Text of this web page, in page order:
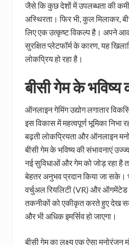
जैसे कि कुछ देशों में उपलब्धता की
अस्थिरता। फिर भी, कुल मिलाकर,
लिए एक उत्कृष्ट विकल्प है। अपने
सुरक्षित प्लेटफॉर्म के कारण, यह
लोकप्रिय हो रहा है।
बीसी गेम के भविष्य
ऑनलाइन गेमिंग उद्योग लगातार
इस विकास में महत्वपूर्ण भूमिका निभा
बढ़ती लोकप्रियता और ऑनलाइन
बीसी गेम के भविष्य की संभावनाएं
नई सुविधाओं और गेम को जोड़ रहा है
बेहतर अनुभव प्रदान किया जा सके।
वर्चुअल रियलिटी (VR) और ऑगमेंटेड
तकनीकों को एकीकृत करते हुए देख
और भी अधिक इमर्सिव हो जाएगा।
बीसी गेम का लक्ष्य एक ऐसा